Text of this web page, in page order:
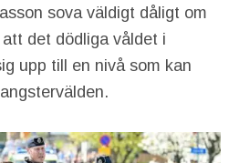
sova väldigt dåligt om
det dödliga våldet i
upp till en nivå som kan